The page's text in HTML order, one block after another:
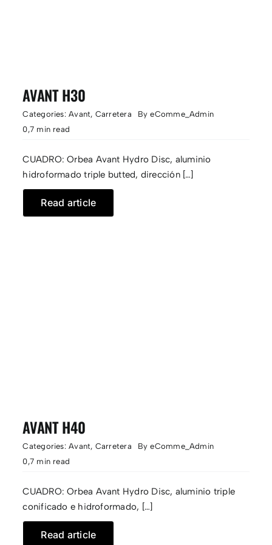
AVANT H30
Categories:Avant, Carretera ByeComme_Admin
0,7 min read
CUADRO: Orbea Avant Hydro Disc, aluminio
hidroformado triple butted, dirección […]
Read article
AVANT H40
Categories:Avant, Carretera ByeComme_Admin
0,7 min read
CUADRO: Orbea Avant Hydro Disc, aluminio triple
conificado e hidroformado, […]
Read article